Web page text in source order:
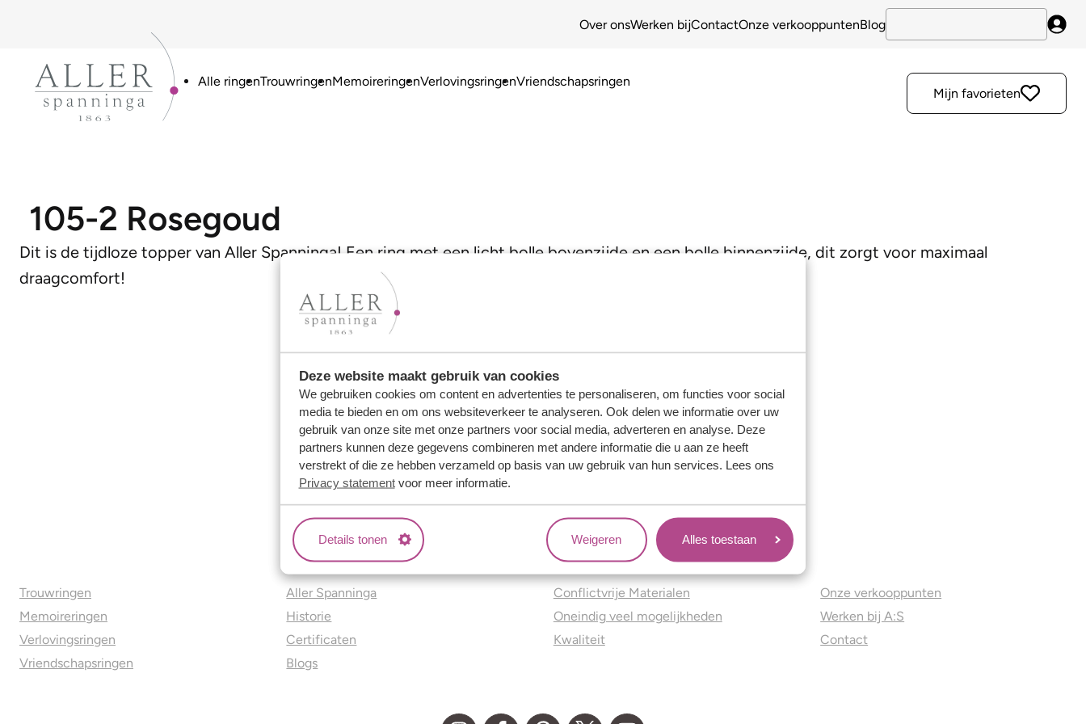
Deze website maakt gebruik van cookies
We gebruiken cookies om content en advertenties te personaliseren, om functies voor social
media te bieden en om ons websiteverkeer te analyseren. Ook delen we informatie over uw
gebruik van onze site met onze partners voor social media, adverteren en analyse. Deze
partners kunnen deze gegevens combineren met andere informatie die u aan ze heeft
verstrekt of die ze hebben verzameld op basis van uw gebruik van hun services. Lees ons
Privacy statementvoor meer informatie.
Details tonen Weigeren Alles toestaan
Over onsWerken bijContactOnze verkooppuntenBlog
Alle ringenTrouwringenMemoireringenVerlovingsringenVriendschapsringen
Mijn favorieten
105-2 Rosegoud
Dit is de tijdloze topper van Aller Spanninga! Een ring met een licht bolle bovenzijde en een bolle binnenzijde, dit zorgt voor maximaal
draagcomfort!
Trouwringen
Memoireringen
Verlovingsringen
Vriendschapsringen
Over ons
Aller Spanninga
Historie
Certificaten
Blogs
Jouw voordelen
Conflictvrije Materialen
Oneindig veel mogelijkheden
Kwaliteit
Onze verkooppunten
Werken bij A:S
Contact